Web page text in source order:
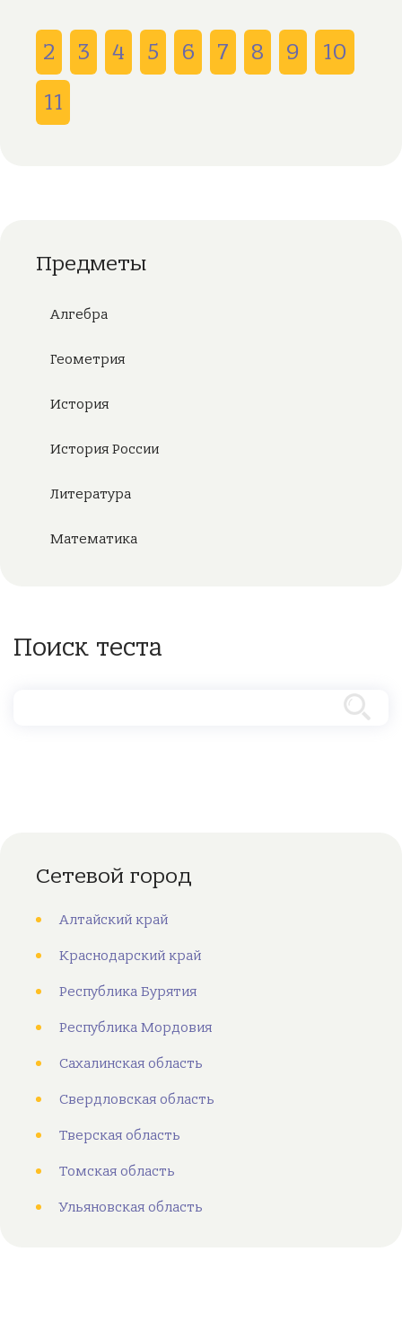
2 3 4 5 6 7 8 9
10
11
Предметы
Алгебра
Геометрия
История
История России
Литература
Математика
Поиск теста
Сетевой город
Алтайский край
Краснодарский край
Республика Бурятия
Республика Мордовия
Сахалинская область
Свердловская область
Тверская область
Томская область
Ульяновская область